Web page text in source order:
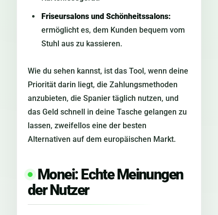
Friseursalons und Schönheitssalons:
ermöglicht es, dem Kunden bequem vom
Stuhl aus zu kassieren.
Wie du sehen kannst, ist das Tool, wenn deine
Priorität darin liegt, die Zahlungsmethoden
anzubieten, die Spanier täglich nutzen, und
das Geld schnell in deine Tasche gelangen zu
lassen, zweifellos eine der besten
Alternativen auf dem europäischen Markt.
Monei: Echte Meinungen
der Nutzer